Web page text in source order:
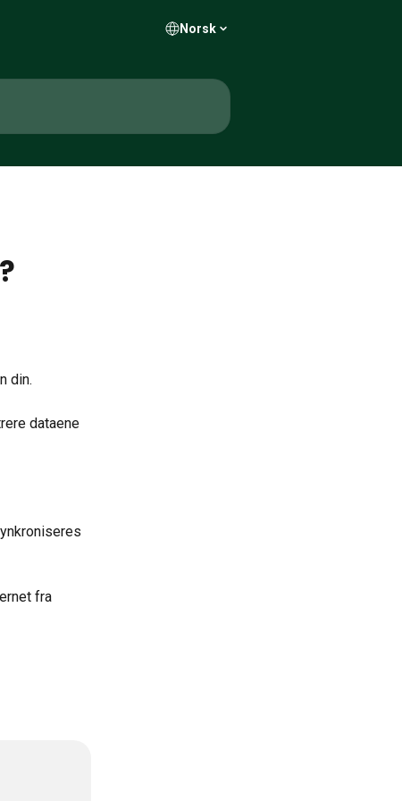
Norsk
din.
dataene
fra